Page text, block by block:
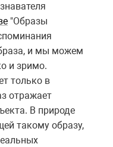
"Образы
и мы можем
и зримо.
только в
отражает
В природе
такому образу,